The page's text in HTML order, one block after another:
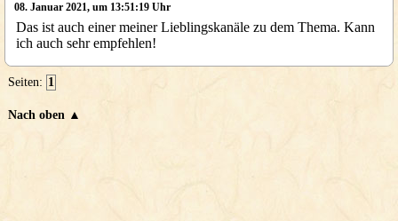
08. Januar 2021, um 13:51:19 Uhr
Das ist auch einer meiner Lieblingskanäle zu dem Thema. Kann
ich auch sehr empfehlen!
Seiten: 1
Nach oben ▲